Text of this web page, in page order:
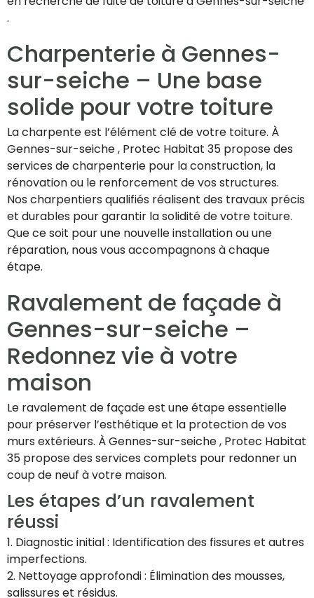
.
Charpenterie à Gennes-
sur-seiche – Une base
solide pour votre toiture
La charpente est l’élément clé de votre toiture. À
Gennes-sur-seiche , Protec Habitat 35 propose des
services de charpenterie pour la construction, la
rénovation ou le renforcement de vos structures.
Nos charpentiers qualifiés réalisent des travaux précis
et durables pour garantir la solidité de votre toiture.
Que ce soit pour une nouvelle installation ou une
réparation, nous vous accompagnons à chaque
étape.
Ravalement de façade à
Gennes-sur-seiche –
Redonnez vie à votre
maison
Le ravalement de façade est une étape essentielle
pour préserver l’esthétique et la protection de vos
murs extérieurs. À Gennes-sur-seiche , Protec Habitat
35 propose des services complets pour redonner un
coup de neuf à votre maison.
Les étapes d’un ravalement
réussi
1. Diagnostic initial : Identification des fissures et autres
imperfections.
2. Nettoyage approfondi : Élimination des mousses,
salissures et résidus.